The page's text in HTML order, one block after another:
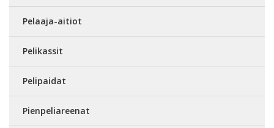
Pelaaja-aitiot
Pelikassit
Pelipaidat
Pienpeliareenat